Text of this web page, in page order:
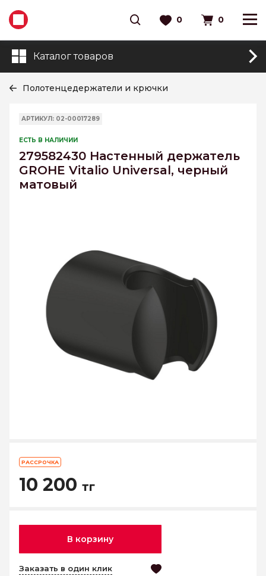
0 0
Каталог товаров
Полотенцедержатели и крючки
АРТИКУЛ: 02-00017289
ЕСТЬ В НАЛИЧИИ
279582430 Настенный держатель
GROHE Vitalio Universal, черный
матовый
РАССРОЧКА
10 200 тг
В корзину
Заказать в один клик